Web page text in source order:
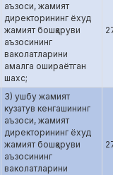
аъзоси, жамият
директорининг ёхуд
жамият бошқаруви
аъзосининг
ваколатларини
амалга ошираётган
шахс;
3) ушбу жамият
кузатув кенгашининг
аъзоси, жамият
директорининг ёхуд
жамият бошқаруви
аъзосининг
ваколатларини